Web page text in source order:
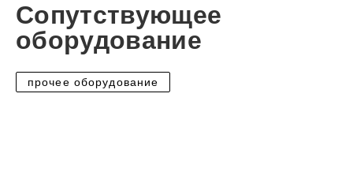
Сопутствующее
оборудование
прочее оборудование